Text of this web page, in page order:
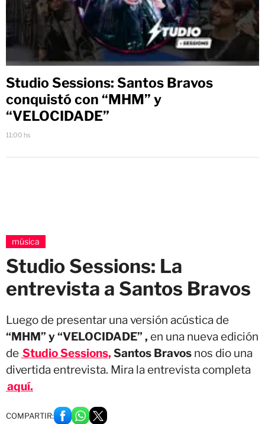
Studio Sessions: Santos Bravos
conquistó con “MHM” y
“VELOCIDADE”
11:00 hs
música
Studio Sessions: La
entrevista a Santos Bravos
Luego de presentar una versión acústica de
“MHM” y “VELOCIDADE” , en una nueva edición
de Studio Sessions, Santos Bravos nos dio una
divertida entrevista. Mira la entrevista completa
aquí.
COMPARTIR: